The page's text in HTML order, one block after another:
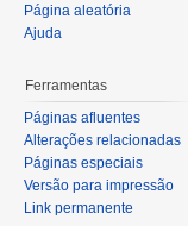
Página aleatória
Ajuda
Ferramentas
Páginas afluentes
Alterações relacionadas
Páginas especiais
Versão para impressão
Link permanente